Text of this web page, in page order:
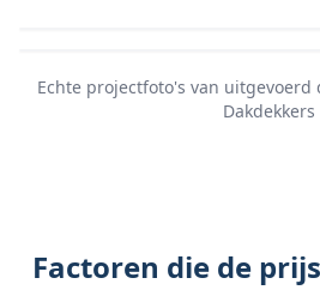
Echte projectfoto's van uitgevoerd
Dakdekkers
Factoren die de